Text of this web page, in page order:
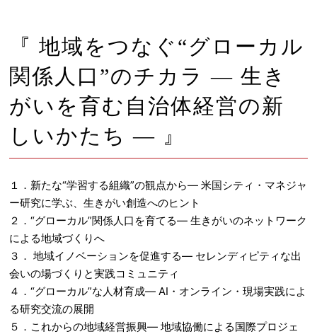
『 地域をつなぐ“グローカル
関係人口”のチカラ ― 生き
がいを育む自治体経営の新
しいかたち ― 』
１．新たな“学習する組織”の観点から― 米国シティ・マネジャ
ー研究に学ぶ、生きがい創造へのヒント
２．“グローカル”関係人口を育てる― 生きがいのネットワーク
による地域づくりへ
３． 地域イノベーションを促進する― セレンディピティな出
会いの場づくりと実践コミュニティ
４．“グローカル”な人材育成― AI・オンライン・現場実践によ
る研究交流の展開
５．これからの地域経営振興― 地域協働による国際プロジェ